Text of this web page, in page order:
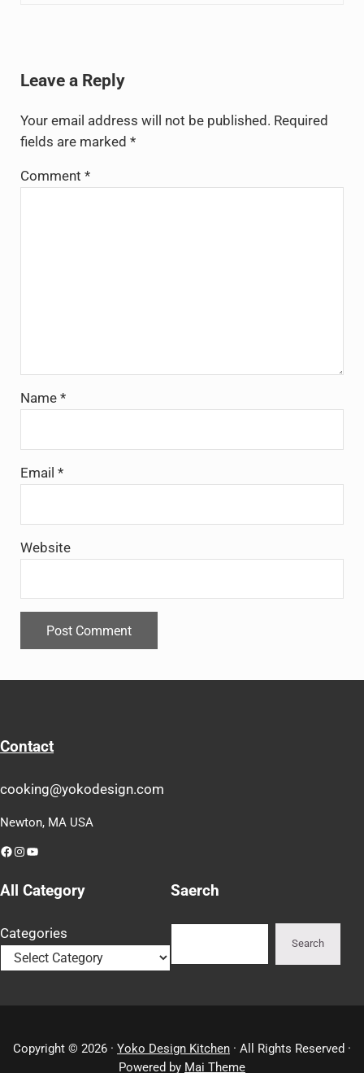
Leave a Reply
Your email address will not be published. Required
fields are marked *
Comment *
Name *
Email *
Website
Contact
cooking@yokodesign.com
Newton, MA USA
Facebook
Instagram
YouTube
All Category
Categories
Saerch
Search
Copyright © 2026 · Yoko Design Kitchen · All Rights Reserved ·
Powered by Mai Theme